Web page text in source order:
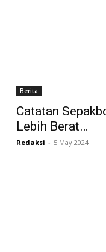
Berita
Catatan
Lebih Berat…
Redaksi - 5 May 2024